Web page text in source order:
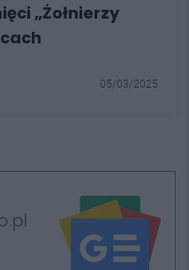
„Żołnierzy
05/03/2025